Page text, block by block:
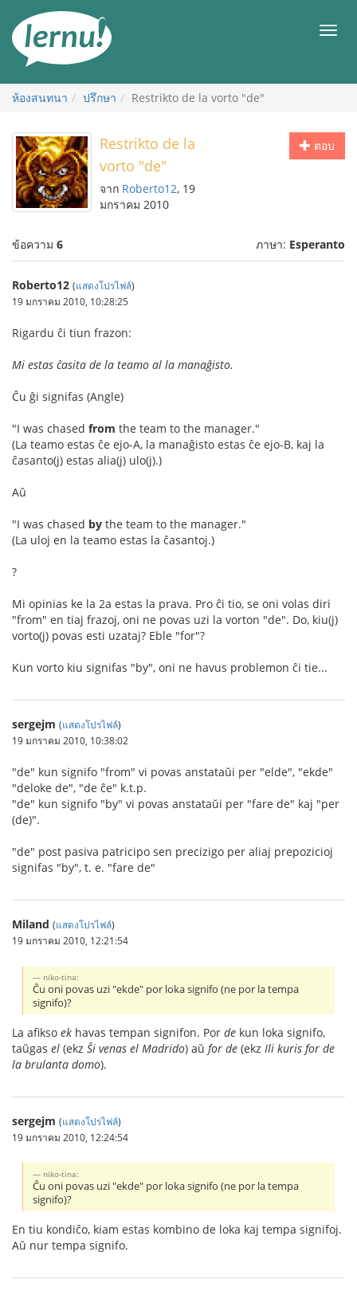
สารบัญ
เมนู
ห้องสนทนา ปรึกษา Restrikto de la vorto "de"
ตอบ
Restrikto de la
vorto "de"
จาก Roberto12, 19
มกราคม 2010
ข้อความ 6 ภาษา: Esperanto
Roberto12 (แสดงโปรไฟล์)
19 มกราคม 2010, 10:28:25
Rigardu ĉi tiun frazon:
Mi estas ĉasita de la teamo al la manaĝisto.
Ĉu ĝi signifas (Angle)
"I was chased from the team to the manager."
(La teamo estas ĉe ejo-A, la manaĝisto estas ĉe ejo-B, kaj la
ĉasanto(j) estas alia(j) ulo(j).)
Aŭ
"I was chased by the team to the manager."
(La uloj en la teamo estas la ĉasantoj.)
?
Mi opinias ke la 2a estas la prava. Pro ĉi tio, se oni volas diri
"from" en tiaj frazoj, oni ne povas uzi la vorton "de". Do, kiu(j)
vorto(j) povas esti uzataj? Eble "for"?
Kun vorto kiu signifas "by", oni ne havus problemon ĉi tie...
sergejm (แสดงโปรไฟล์)
19 มกราคม 2010, 10:38:02
"de" kun signifo "from" vi povas anstataŭi per "elde", "ekde"
"deloke de", "de ĉe" k.t.p.
"de" kun signifo "by" vi povas anstataŭi per "fare de" kaj "per
(de)".
"de" post pasiva patricipo sen precizigo per aliaj prepozicioj
signifas "by", t. e. "fare de"
Miland (แสดงโปรไฟล์)
19 มกราคม 2010, 12:21:54
niko-tina:
Ĉu oni povas uzi "ekde" por loka signifo (ne por la tempa
signifo)?
La afikso ek havas tempan signifon. Por de kun loka signifo,
taŭgas el (ekz Ŝi venas el Madrido) aŭ for de (ekz Ili kuris for de
la brulanta domo).
sergejm (แสดงโปรไฟล์)
19 มกราคม 2010, 12:24:54
niko-tina:
Ĉu oni povas uzi "ekde" por loka signifo (ne por la tempa
signifo)?
En tiu kondiĉo, kiam estas kombino de loka kaj tempa signifoj.
Aŭ nur tempa signifo.